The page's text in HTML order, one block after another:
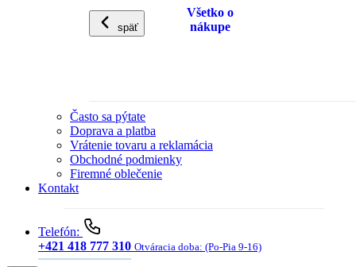
späť
Všetko o
nákupe
Často sa pýtate
Doprava a platba
Vrátenie tovaru a reklamácia
Obchodné podmienky
Firemné oblečenie
Kontakt
Telefón:
+421 418 777 310 Otváracia doba: (Po-Pia 9-16)